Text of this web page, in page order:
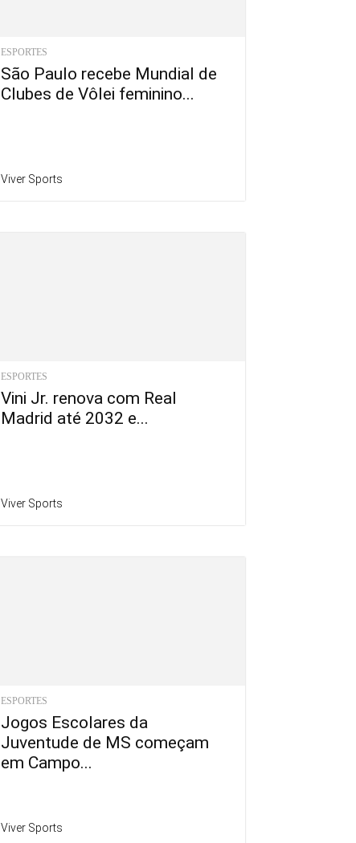
ESPORTES
São Paulo recebe Mundial de
Clubes de Vôlei feminino...
Viver Sports
ESPORTES
Vini Jr. renova com Real
Madrid até 2032 e...
Viver Sports
ESPORTES
Jogos Escolares da
Juventude de MS começam
em Campo...
Viver Sports